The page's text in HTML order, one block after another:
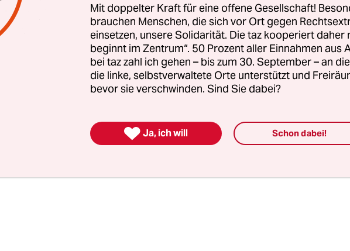
Unterfangen war das Votum von Anfang an. Nur
sprachen der Regierung das Misstrauen aus, 101 hätte
Sie warfen Babiš vor allemVersagen bei der ­
vor. Doch Präsident Miloš Zeman hatte ohnehin
erklärt, Babiš bis zu den Abgeordnetenhaus­wahlen im
Mit doppelter Kraft für eine offene Gesellschaft!
brauchen Menschen, die sich vor Ort gegen
einsetzen, unsere Solidarität. Die taz kooperiert daher
beginnt im Zentrum“. 50 Prozent aller Einnahmen aus
bei taz zahl ich gehen – bis zum 30. September – an
die linke, selbstverwaltete Orte unterstützt und
bevor sie verschwinden. Sind Sie dabei?
 Ja, ich will Schon dabei!